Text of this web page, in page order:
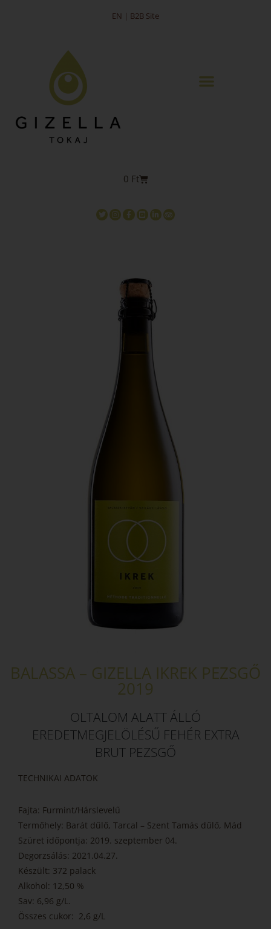
EN | B2B Site
0 Ft
BALASSA – GIZELLA IKREK PEZSGŐ
2019
OLTALOM ALATT ÁLLÓ
EREDETMEGJELÖLÉSŰ FEHÉR EXTRA
BRUT PEZSGŐ
TECHNIKAI ADATOK
Fajta: Furmint/Hárslevelű
Termőhely: Barát dűlő, Tarcal – Szent Tamás dűlő, Mád
Szüret időpontja: 2019. szeptember 04.
Degorzsálás: 2021.04.27.
Készült: 372 palack
Alkohol: 12,50 %
Sav: 6,96 g/L.
Összes cukor: 2,6 g/L